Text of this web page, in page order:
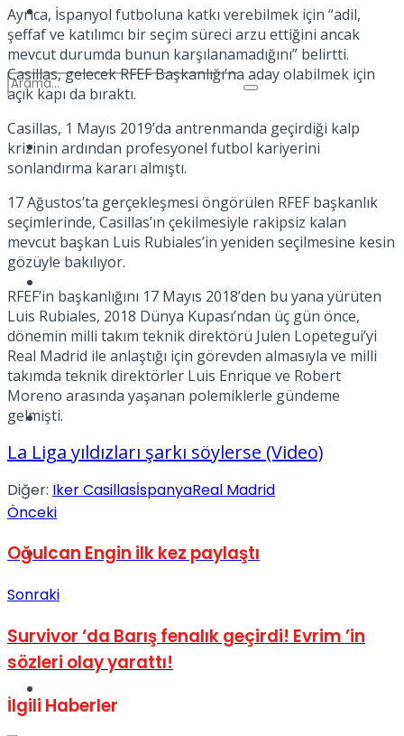
Dünya
Türkiye
Sinema
Tatil
No Result
View All Result
Ayrıca, İspanyol futboluna katkı verebilmek için “adil,
şeffaf ve katılımcı bir seçim süreci arzu ettiğini ancak
mevcut durumda bunun karşılanamadığını” belirtti.
Casillas, gelecek RFEF Başkanlığı’na aday olabilmek için
açık kapı da bıraktı.
Casillas, 1 Mayıs 2019’da antrenmanda geçirdiği kalp
krizinin ardından profesyonel futbol kariyerini
sonlandırma kararı almıştı.
17 Ağustos’ta gerçekleşmesi öngörülen RFEF başkanlık
seçimlerinde, Casillas’ın çekilmesiyle rakipsiz kalan
mevcut başkan Luis Rubiales’in yeniden seçilmesine kesin
gözüyle bakılıyor.
RFEF’in başkanlığını 17 Mayıs 2018’den bu yana yürüten
Luis Rubiales, 2018 Dünya Kupası’ndan üç gün önce,
dönemin milli takım teknik direktörü Julen Lopetegui’yi
Real Madrid ile anlaştığı için görevden almasıyla ve milli
takımda teknik direktörler Luis Enrique ve Robert
Moreno arasında yaşanan polemiklerle gündeme
gelmişti.
La Liga yıldızları şarkı söylerse (Video)
Diğer: Iker CasillasİspanyaReal Madrid
Önceki
Oğulcan Engin ilk kez paylaştı
Sonraki
Survivor ‘da Barış fenalık geçirdi! Evrim ’in
sözleri olay yarattı!
İlgili Haberler